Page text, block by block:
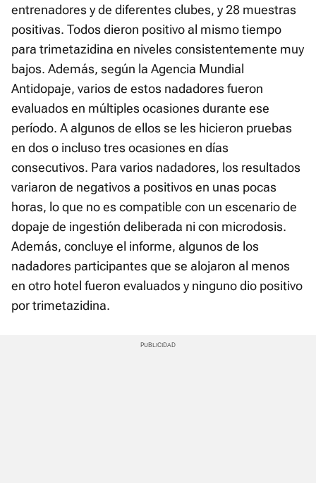
entrenadores y de diferentes clubes, y 28 muestras
positivas. Todos dieron positivo al mismo tiempo
para trimetazidina en niveles consistentemente muy
bajos. Además, según la Agencia Mundial
Antidopaje, varios de estos nadadores fueron
evaluados en múltiples ocasiones durante ese
período. A algunos de ellos se les hicieron pruebas
en dos o incluso tres ocasiones en días
consecutivos. Para varios nadadores, los resultados
variaron de negativos a positivos en unas pocas
horas, lo que no es compatible con un escenario de
dopaje de ingestión deliberada ni con microdosis.
Además, concluye el informe, algunos de los
nadadores participantes que se alojaron al menos
en otro hotel fueron evaluados y ninguno dio positivo
por trimetazidina.